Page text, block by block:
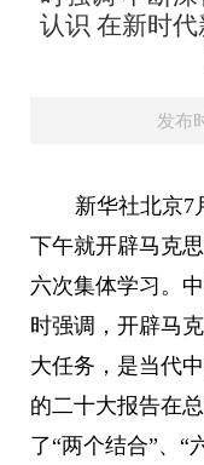
认识 在新时
发布
新华社北京7
下午就开辟马克
六次集体学习。
时强调，开辟马
大任务，是当代
的二十大报告在
了“两个结合”、“